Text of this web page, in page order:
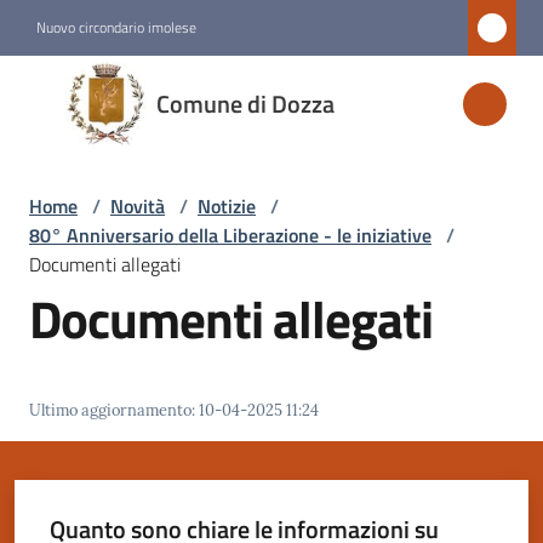
Nuovo circondario imolese
Comune di Dozza
Comune
di
Dozza
Amministrazione
Novità
Servizi
Vivere
Dozza
Home / Novità / Notizie /
80° Anniversario della Liberazione - le iniziative /
Documenti allegati
Documenti allegati
Ultimo aggiornamento:10-04-2025 11:24
Quanto sono chiare le informazioni su